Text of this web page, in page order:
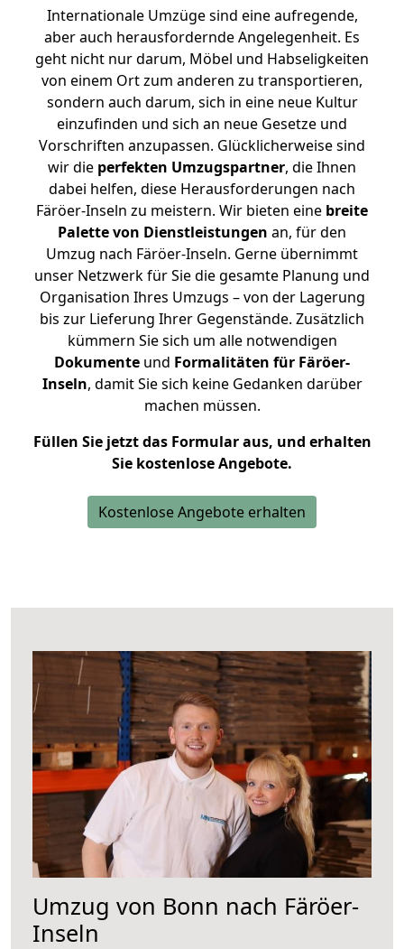
Internationale Umzüge sind eine aufregende,
aber auch herausfordernde Angelegenheit. Es
geht nicht nur darum, Möbel und Habseligkeiten
von einem Ort zum anderen zu transportieren,
sondern auch darum, sich in eine neue Kultur
einzufinden und sich an neue Gesetze und
Vorschriften anzupassen. Glücklicherweise sind
wir die perfekten Umzugspartner, die Ihnen
dabei helfen, diese Herausforderungen nach
Färöer-Inseln zu meistern. Wir bieten eine breite
Palette von Dienstleistungen an, für den
Umzug nach Färöer-Inseln. Gerne übernimmt
unser Netzwerk für Sie die gesamte Planung und
Organisation Ihres Umzugs – von der Lagerung
bis zur Lieferung Ihrer Gegenstände. Zusätzlich
kümmern Sie sich um alle notwendigen
Dokumente und Formalitäten für Färöer-
Inseln, damit Sie sich keine Gedanken darüber
machen müssen.
Füllen Sie jetzt das Formular aus, und erhalten
Sie kostenlose Angebote.
Kostenlose Angebote erhalten
Umzug von Bonn nach Färöer-
Inseln